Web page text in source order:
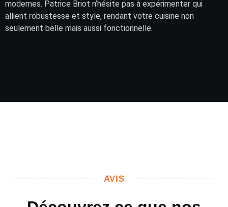
modernes. Patrice Briot n’hésite pas à expérimenter qui
allient robustesse et style, rendant votre cuisine non
seulement belle mais aussi fonctionnelle.
AVIS